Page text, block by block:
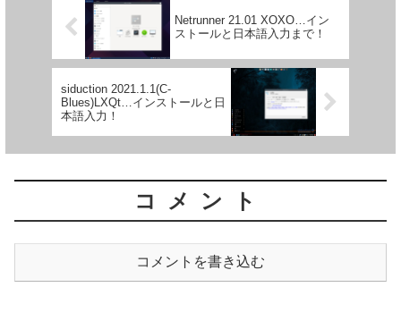
Netrunner 21.01 XOXO…イン
ストールと日本語入力まで！
siduction 2021.1.1(C-
Blues)LXQt…インストールと日
本語入力！
コメント
コメントを書き込む